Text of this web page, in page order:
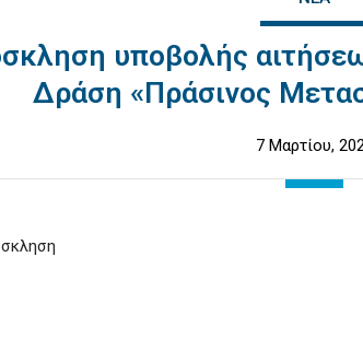
υποβολής
Δράση «Πράσινος
7 Μαρτίου,